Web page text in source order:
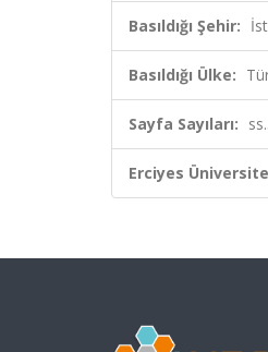
Basıldığı Şehir:
Basıldığı Ülke:
Sayfa Sayıları:
Erciyes